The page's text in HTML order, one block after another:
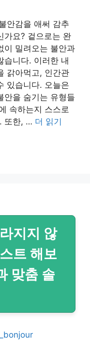
안감을 애써 감추
가요? 겉으로는 완
이 밀려오는 불안과
습니다. 이러한 내
갉아먹고, 인간관
있습니다. 오늘은
안을 숨기는 유형들
속하는지 스스로
또한, … 더 읽기
지지 않
트 해보
맞춤 솔